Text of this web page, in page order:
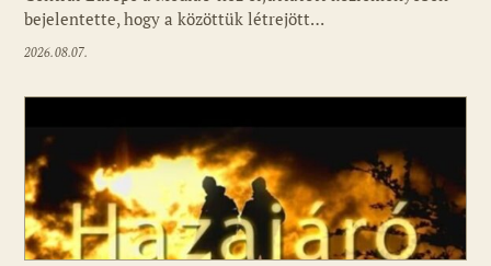
bejelentette, hogy a közöttük létrejött…
2026.08.07.